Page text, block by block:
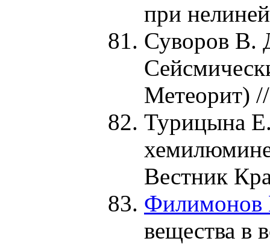
при
Суворов В.
Метеорит)
Турицына
Вестник
вещества в